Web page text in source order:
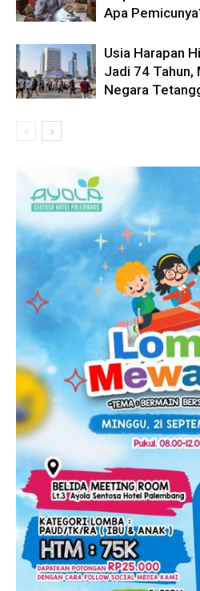
Apa
Usia Harapan
Jadi 74 Tahun,
Negara